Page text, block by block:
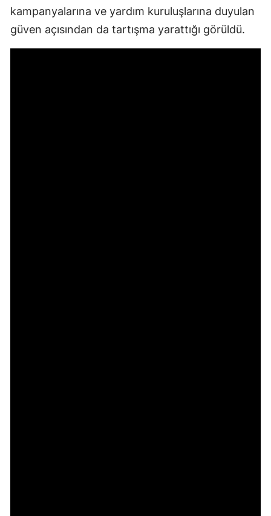
kampanyalarına ve yardım kuruluşlarına duyulan
güven açısından da tartışma yarattığı görüldü.